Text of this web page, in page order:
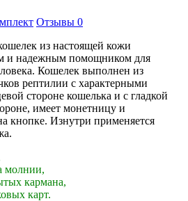
Отзывы 0
из настоящей кожи
и надежным помощником для
Кошелек выполнен из
рептилии с характерными
стороне кошелька и с гладкой
имеет монетницу и
кнопке. Изнутри применяется
молнии,
кармана,
карт.